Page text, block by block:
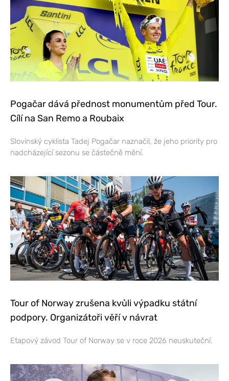
Pogačar dává přednost monumentům před Tour.
Cílí na San Remo a Roubaix
Slovinský cyklista Tadej Pogačar naznačil, že jeho priority pro
nadcházející sezonu se částečně mění.
Tour of Norway zrušena kvůli výpadku státní
podpory. Organizátoři věří v návrat
Etapový závod Tour of Norway se v roce 2026 neuskuteční.